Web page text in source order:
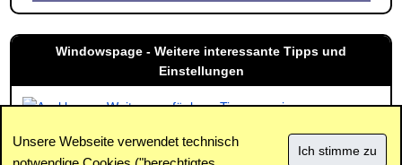
Windowspage - Weitere interessante Tipps und
Einstellungen
Weitere verfügbare Tipps anzeigen
Unsere Webseite verwendet technisch